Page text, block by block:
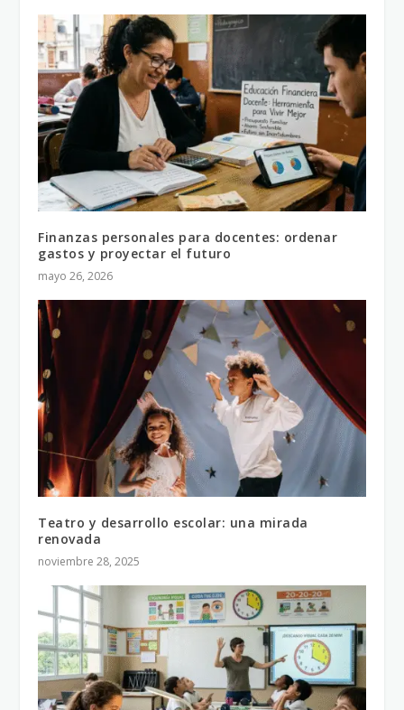
Finanzas personales para docentes: ordenar
gastos y proyectar el futuro
mayo 26, 2026
Teatro y desarrollo escolar: una mirada
renovada
noviembre 28, 2025